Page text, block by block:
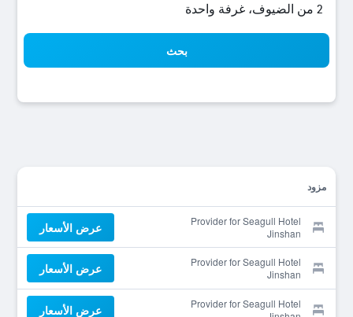
2 من الضيوف، غرفة واحدة
بحث
مزود
Provider for Seagull Hotel
Jinshan
عرض الأسعار
Provider for Seagull Hotel
Jinshan
عرض الأسعار
Provider for Seagull Hotel
عرض الأسعار